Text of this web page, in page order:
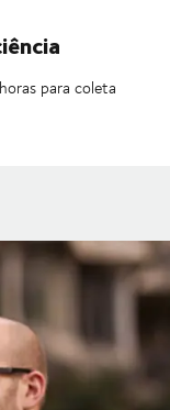
para coleta